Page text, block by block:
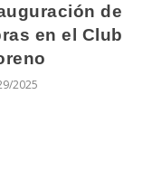
de
en el Club
2025